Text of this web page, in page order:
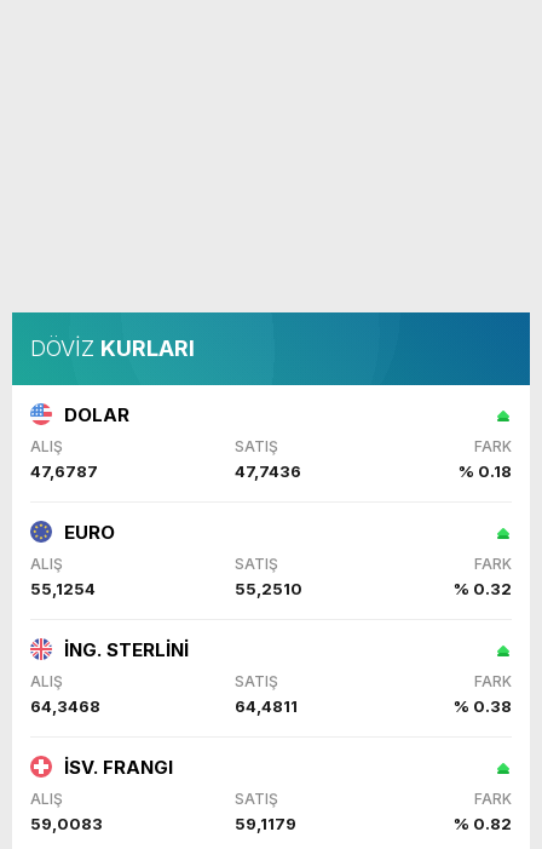
DÖVİZ KURLARI
DOLAR
ALIŞ SATIŞ FARK
47,6787 47,7436 % 0.18
EURO
ALIŞ SATIŞ FARK
55,1254 55,2510 % 0.32
İNG. STERLİNİ
ALIŞ SATIŞ FARK
64,3468 64,4811 % 0.38
İSV. FRANGI
ALIŞ SATIŞ FARK
59,0083 59,1179 % 0.82